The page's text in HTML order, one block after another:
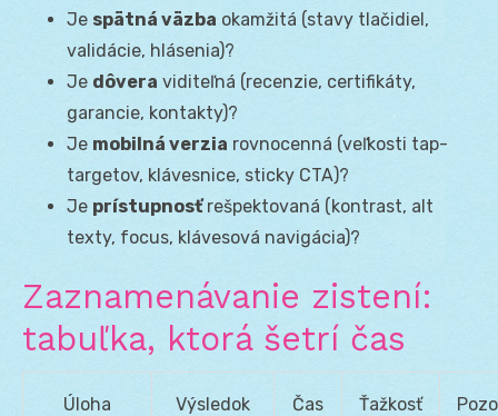
Je spätná väzba okamžitá (stavy tlačidiel,
validácie, hlásenia)?
Je dôvera viditeľná (recenzie, certifikáty,
garancie, kontakty)?
Je mobilná verzia rovnocenná (veľkosti tap-
targetov, klávesnice, sticky CTA)?
Je prístupnosťrešpektovaná (kontrast, alt
texty, focus, klávesová navigácia)?
Zaznamenávanie zistení:
tabuľka, ktorá šetrí čas
Úloha Výsledok Čas
Ťažkosť